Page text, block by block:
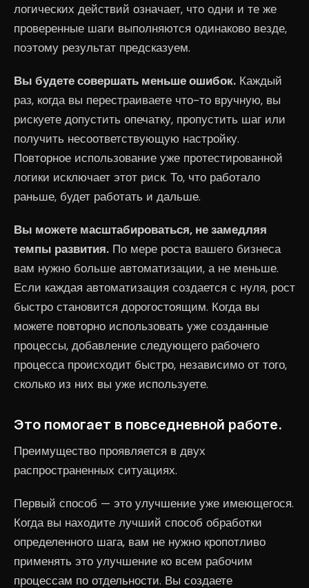
логических действий означает, что одни и те же
проверенные шаги выполняются одинаково везде,
поэтому результат предсказуем.
Вы будете совершать меньше ошибок. Каждый
раз, когда вы перестраиваете что-то вручную, вы
рискуете допустить опечатку, пропустить шаг или
получить несоответствующую настройку.
Повторное использование уже протестированной
логики исключает этот риск. То, что работало
раньше, будет работать и дальше.
Вы можете масштабироваться, не замедляя
темпы развития. По мере роста вашего бизнеса
вам нужно больше автоматизации, а не меньше.
Если каждая автоматизация создается с нуля, рост
быстро становится дорогостоящим. Когда вы
можете повторно использовать уже созданные
процессы, добавление следующего рабочего
процесса происходит быстро, независимо от того,
сколько из них вы уже используете.
Это помогает в повседневной работе.
Преимущество проявляется в двух
распространенных ситуациях.
Первый способ — это улучшение уже имеющегося.
Когда вы находите лучший способ обработки
определенного шага, вам не нужно кропотливо
применять это улучшение ко всем рабочим
процессам по отдельности. Вы создаете